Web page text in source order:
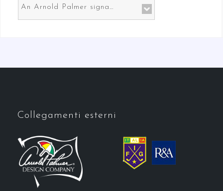
An Arnold Palmer signature course in Prato the gateway to Florence
Collegamenti esterni